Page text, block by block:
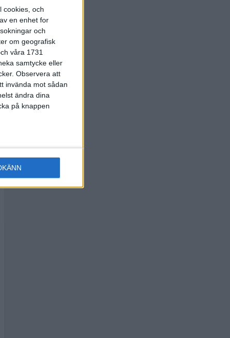
cookies, och
en enhet for
och
om geografisk
våra 1731
samtycke eller
Observera att
invända mot sådan
ändra dina
på knappen